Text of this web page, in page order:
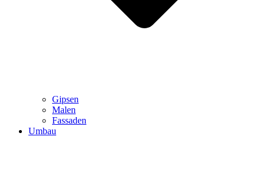
Gipsen
Malen
Fassaden
Umbau